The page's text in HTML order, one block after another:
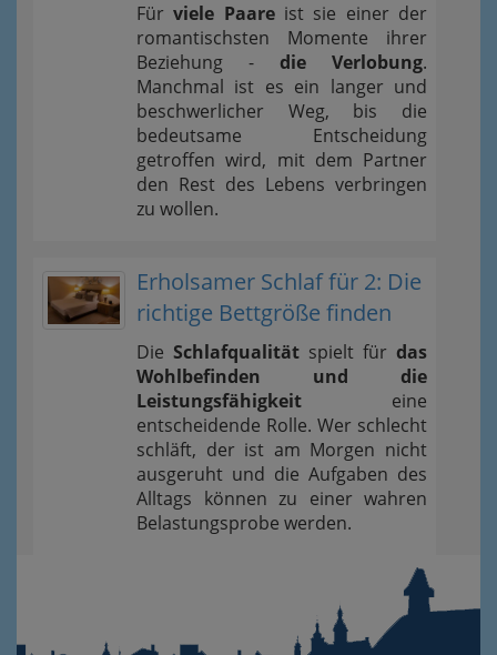
Fürviele Paareist sie einer der
romantischsten Momente ihrer
Beziehung - die Verlobung.
Manchmal ist es ein langer und
beschwerlicher Weg, bis die
bedeutsame Entscheidung
getroffen wird, mit dem Partner
den Rest des Lebens verbringen
zu wollen.
Erholsamer Schlaf für 2: Die
richtige Bettgröße finden
Die Schlafqualität spielt für das
Wohlbefinden und die
Leistungsfähigkeit eine
entscheidende Rolle. Wer schlecht
schläft, der ist am Morgen nicht
ausgeruht und die Aufgaben des
Alltags können zu einer wahren
Belastungsprobe werden.